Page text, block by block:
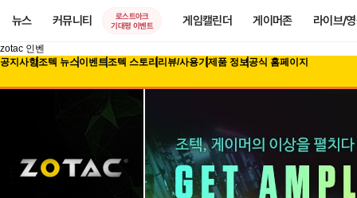
뉴스 커뮤니티
로스트아크
기대평 이벤트
게임캘린더 게이머존 라이브/
zotac 인벤
공지사항조텍 뉴스이벤트조텍 스토리 리뷰/사용기 제품 정보공식 홈페이지